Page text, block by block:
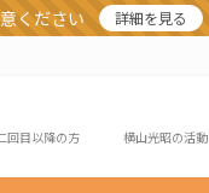
ください
詳細を見る
回目以降の方 横山光昭の活動